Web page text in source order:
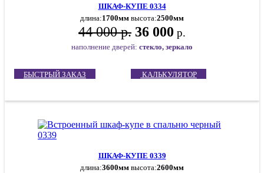
ШКАФ-КУПЕ 0334
длина:1700мм высота:2500мм
44 000 р. 36 000 р.
наполнение дверей: стекло, зеркало
БЫСТРЫЙ ЗАКАЗ КАЛЬКУЛЯТОР
ШКАФ-КУПЕ 0339
длина:3600мм высота:2600мм